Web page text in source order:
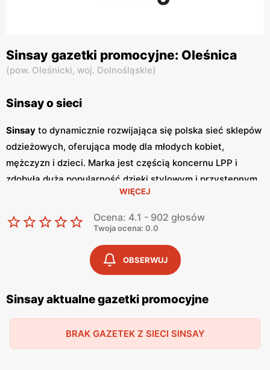
Sinsay gazetki promocyjne: Oleśnica
(pow. Oleśnicki, woj. Dolnośląskie)
Sinsay o sieci
Sinsay to dynamicznie rozwijająca się polska sieć sklepów
odzieżowych, oferująca modę dla młodych kobiet,
mężczyzn i dzieci. Marka jest częścią koncernu LPP i
zdobyła dużą popularność dzięki stylowym i przystępnym
Sinsayprzyciąga klientów
nowoczesnym wzornictwem, różnorodnością asortymentu
oraz regularnymi
promocjami.Sinsay
, które pojawiają się co miesiąc. W
tych klienci mogą znaleźć najnowsze kolekcje
promocjeiniskie ceny, co pozwala na zakup
modnych ubrań bez nadwyrężania budżetu. Dzięki temu,
marka jest szczególnie popularna wśród młodzieży, która
obejmuje szeroki wybór odzieży
WIĘCEJ
Ocena: 4.1 - 902 głosów
Twoja ocena: 0.0
OBSERWUJ
Sinsay aktualne gazetki promocyjne
BRAK GAZETEK Z SIECI SINSAY